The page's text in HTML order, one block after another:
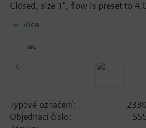
Closed, size 1", flow is preset to
Spring Return. The supply side has
and Isolation Valves are sized at
Více
Typové označení:
Objednací číslo: